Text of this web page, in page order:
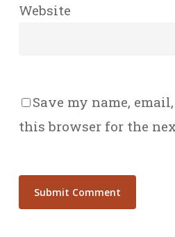
Website
Save my name,
this browser for the